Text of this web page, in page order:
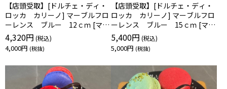
【店頭受取】[ドルチェ・ディ・
ロッカ カリーノ] マーブルフロ
ーレンス ブルー 12ｃｍ [マー
ブルブルー12]
4,320円
4,000円
【店頭受取】[ドルチェ・ディ・
ロッカ カリーノ] マーブルフロ
ーレンス ブルー 15ｃｍ [マー
ブルブルー15]
5,400円
5,000円